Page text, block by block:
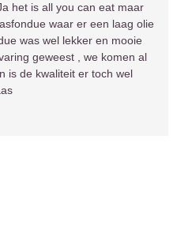
het is all you can eat maar
waar er een laag olie
was wel lekker en mooie
geweest , we komen al
is de kwaliteit er toch wel